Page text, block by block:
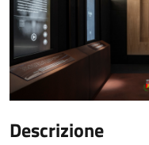
Descrizione